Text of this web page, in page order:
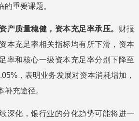
的重要课题。
产质量稳健，资本充足率承压。 财报
本充足率相关指标均有所下滑，资本
率和核心一级资本充足率分别下降至
，表明业务发展对资本消耗增加，
补充途径。
深化，银行业的分化趋势可能将进一